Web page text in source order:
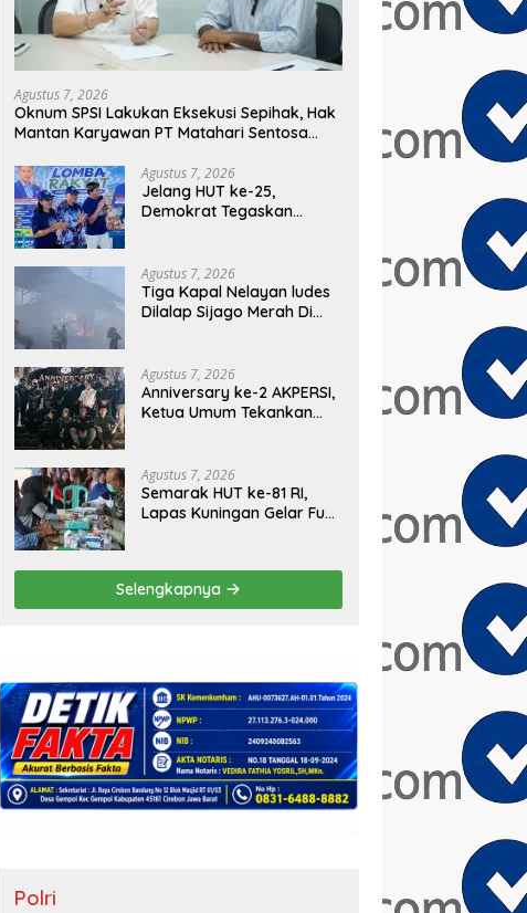
Kuningan Gelar Fun Walk,
Donor Darah, Pemeriksaan
Kesehatan hingga Bakti Sosial
Rp.118.237.908.00 Buat Taman
Kantor Kemewahan yang Tak
Masuk Akal, Harus
Dipertanggungjawabkan
Agustus 7, 2026
Oknum SPSI Lakukan Eksekusi Sepihak, Hak
Mantan Karyawan PT Matahari Sentosa
Agustus 7, 2026
Jelang HUT ke-25,
Demokrat Tegaskan
Langit Biru
Agustus 7, 2026
Tiga Kapal Nelayan ludes
Dilalap Sijago Merah Di
Agustus 7, 2026
Anniversary ke-2 AKPERSI,
Ketua Umum Tekankan
Konstituen ke Dewan Pers
Agustus 7, 2026
Semarak HUT ke-81 RI,
Lapas Kuningan Gelar Fun
hingga Bakti Sosial
Selengkapnya
Polri